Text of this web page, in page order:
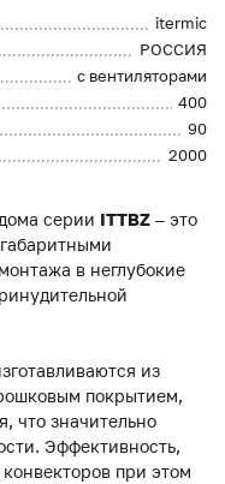
itermic
РОССИЯ
с вентиляторами
400
90
2000
серии ITTBZ – это
в неглубокие
из
покрытием,
что значительно
Эффективность,
при этом